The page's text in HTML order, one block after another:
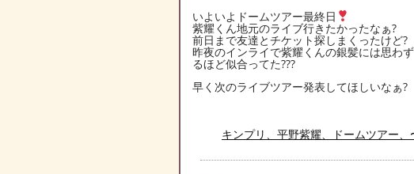
いよいよドームツアー最終日
紫耀くん地元のライブ行きたかったなぁ?
前日まで友達とチケット探しまくったけど?
昨夜のインライで紫耀くんの銀髪には思わ
るほど似合ってた???
早く次のライブツアー発表してほしいなぁ?
キンプリ、平野紫耀、ドームツアー